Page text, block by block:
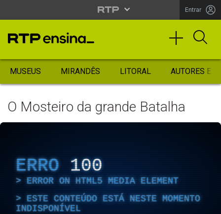
Entrar
MUSEUS MIRANDÊS LITORAL AUTORES
O Mosteiro da grande Batalha
ERRO 100
ERROR ON HTML5 MEDIA ELEMENT
ESTE CONTEÚDO ESTÁ NESTE MOMENTO
INDISPONÍVEL